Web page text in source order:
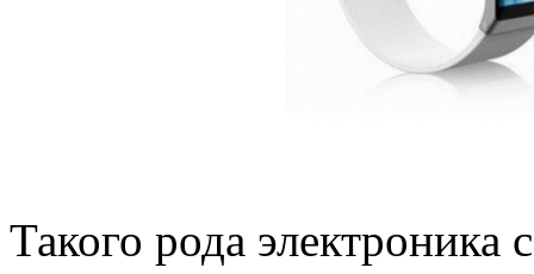
Такого рода электроника